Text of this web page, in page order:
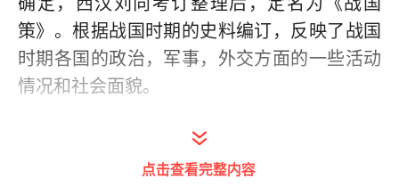
策》。根据战国时期的史料编订，反映了战国
时期各国的政治，军事，外交方面的一些活动
情况和社会面貌。
此书大量应用寓言故事来说明事理，语言
生动，文采丰富，其中有不少千古流传的名
点击查看完整内容